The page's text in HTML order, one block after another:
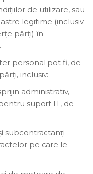
de utilizare, sau
legitime (inclusiv
părți) în
personal pot fi, de
inclusiv:
administrativ,
suport IT, de
subcontractanți
pe care le